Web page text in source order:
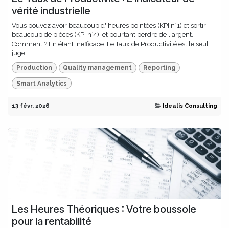
vérité industrielle
Vous pouvez avoir beaucoup d' heures pointées (KPI n°1) et sortir
beaucoup de pièces (KPI n°4), et pourtant perdre de l'argent.
Comment ? En étant inefficace. Le Taux de Productivité est le seul
juge ...
Production Quality management Reporting
Smart Analytics
13 févr. 2026 Idealis Consulting
Les Heures Théoriques : Votre boussole
pour la rentabilité